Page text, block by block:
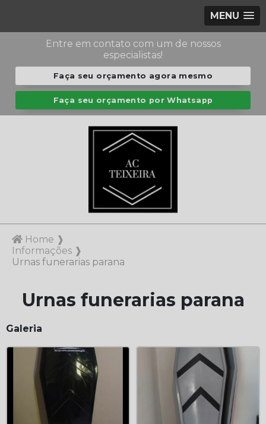
MENU
Entre em contato com um de nossos
especialistas!
Faça seu orçamento agora mesmo
Faça seu orçamento por Whatsapp
Home ❱
Informações ❱
Urnas funerarias parana
Urnas funerarias parana
Galeria